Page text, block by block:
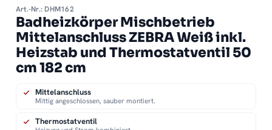
Art.-Nr.: DHM162
Badheizkörper Mischbetrieb
Mittelanschluss ZEBRA Weiß inkl.
Heizstab und Thermostatventil 50
cm 182 cm
Mittelanschluss
Mittig angeschlossen, sauber montiert.
Thermostatventil